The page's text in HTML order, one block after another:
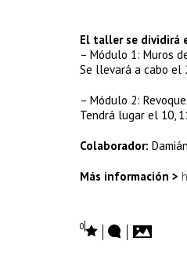
El taller se dividirá
– Módulo 1: Muros
Se llevará a cabo el
– Módulo 2:
Tendrá lugar el 10,
Colaborador:
Más información >
0